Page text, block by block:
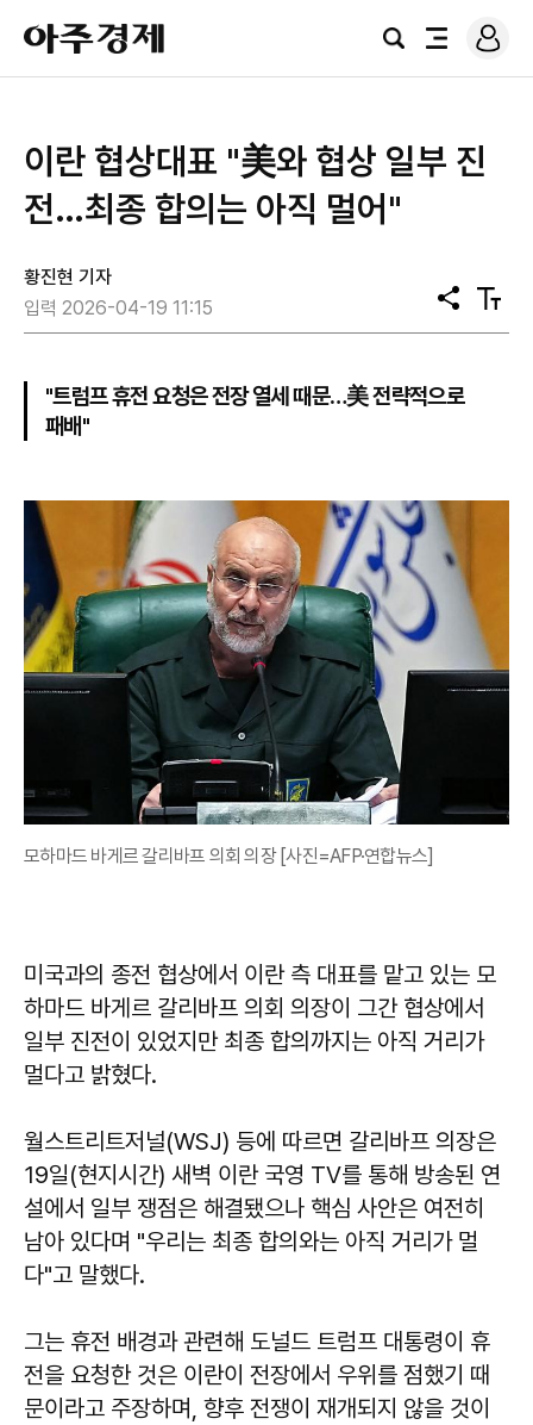
아
주
경
검
전
로
그
이란 협상대표 "美와 협상 일부 진
전…최종 합의는 아직 멀어"
황진현 기자
입력 2026-04-19 11:15
공
유
텍
스
"트럼프 휴전 요청은 전장 열세 때문…美 전략적으로
패배"
모하마드 바게르 갈리바프 의회 의장 [사진=AFP·연합뉴스]
미국과의 종전 협상에서 이란 측 대표를 맡고 있는 모
하마드 바게르 갈리바프 의회 의장이 그간 협상에서
일부 진전이 있었지만 최종 합의까지는 아직 거리가
멀다고 밝혔다.
월스트리트저널(WSJ) 등에 따르면 갈리바프 의장은
19일(현지시간) 새벽 이란 국영 TV를 통해 방송된 연
설에서 일부 쟁점은 해결됐으나 핵심 사안은 여전히
남아 있다며 "우리는 최종 합의와는 아직 거리가 멀
다"고 말했다.
그는 휴전 배경과 관련해 도널드 트럼프 대통령이 휴
전을 요청한 것은 이란이 전장에서 우위를 점했기 때
문이라고 주장하며, 향후 전쟁이 재개되지 않을 것이